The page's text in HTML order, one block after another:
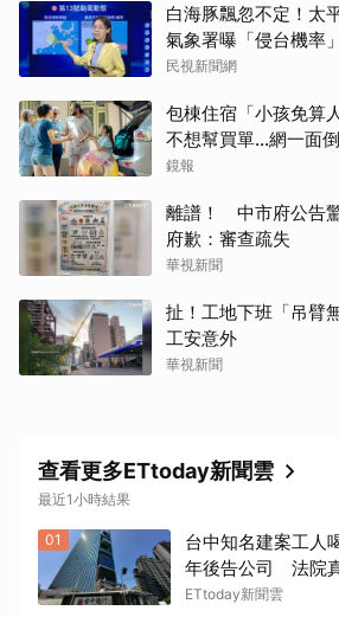
白海豚飄忽不定！太
氣象署曝「侵台機率
民視新聞網
包棟住宿「小孩免算
不想幫買單...網一面
鏡報
離譜！ 中市府公告
府歉：審查疏失
華視新聞
扯！工地下班「吊
工安意外
華視新聞
查看更多ETtoday新聞雲
最近1小時結果
01
台中知名建案工人
年後告公司 法院
ETtoday新聞雲